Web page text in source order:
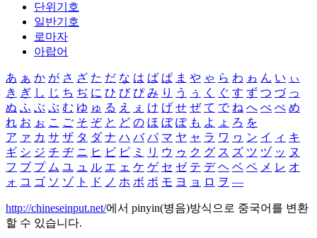
단위기호
일반기호
로마자
아랍어
あ ぁ か が さ ざ た だ な は ば ぱ ま や ゃ ら わ ゎ ん い ぃ
き ぎ し じ ち ぢ に ひ び ぴ み り う ぅ く ぐ す ず つ づ っ
ぬ ふ ぶ ぷ む ゆ ゅ る え ぇ け げ せ ぜ て で ね へ べ ぺ め
れ お ぉ こ ご そ ぞ と ど の ほ ぼ ぽ も よ ょ ろ を
ア ァ カ サ ザ タ ダ ナ ハ バ パ マ ヤ ャ ラ ワ ヮ ン イ ィ キ
ギ シ ジ チ ヂ ニ ヒ ビ ピ ミ リ ウ ゥ ク グ ス ズ ツ ヅ ッ ヌ
フ ブ プ ム ユ ュ ル エ ェ ケ ゲ セ ゼ テ デ ヘ ベ ペ メ レ オ
ォ コ ゴ ソ ゾ ト ド ノ ホ ボ ポ モ ヨ ョ ロ ヲ ―
http://chineseinput.net/에서 pinyin(병음)방식으로 중국어를 변환
할 수 있습니다.